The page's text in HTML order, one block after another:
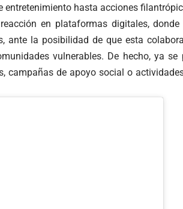
entretenimiento hasta acciones
en plataformas digitales,
ante la posibilidad de que esta
vulnerables. De hecho, ya se
campañas de apoyo social o